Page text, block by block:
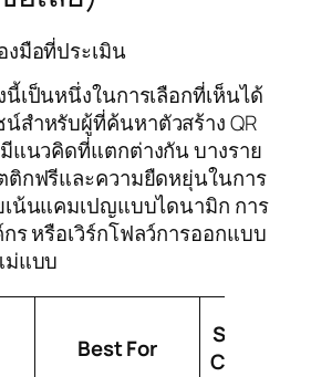
งมือที่ประเมิน
นี้เป็นหนึ่งในการเลือกที่เห็นได้
สำหรับผู้ที่ค้นหาตัวสร้าง QR
แนวคิดที่แตกต่างกัน บางราย
ติกฟรีและความยืดหยุ่นในการ
เน้นแคมเปญแบบไดนามิก การ
ร หรือเวิร์กโฟลว์การออกแบบ
ม่แบบ
Best For
Static
Codes